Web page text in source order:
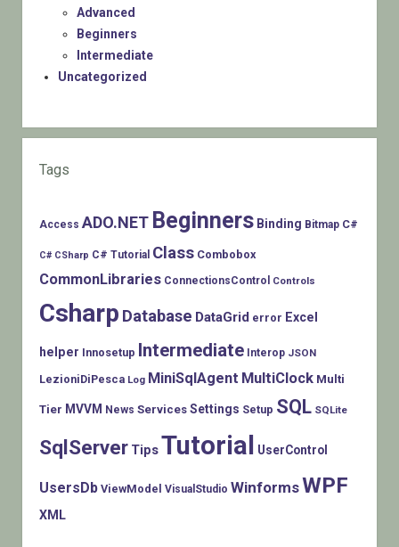
Advanced
Beginners
Intermediate
Uncategorized
Tags
Access ADO.NET Beginners Binding Bitmap C#
C# CSharp C# Tutorial Class Combobox
CommonLibraries ConnectionsControl Controls
Csharp Database DataGrid error Excel
helper Innosetup Intermediate Interop JSON
LezioniDiPesca Log MiniSqlAgent MultiClock Multi
Tier MVVM News Services Settings Setup SQL SQLite
SqlServer TipsTutorial UserControl
UsersDb ViewModel VisualStudio WinformsWPF
XML